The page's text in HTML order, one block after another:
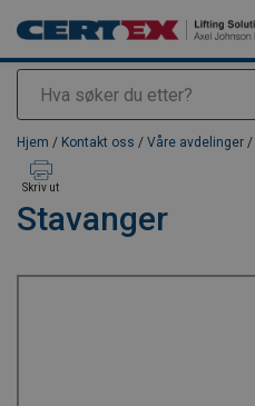
Søk
Produkt lagt i din handlekurv
Hjem / Kontakt oss / Våre avdelinger /
Stavanger
Skriv ut